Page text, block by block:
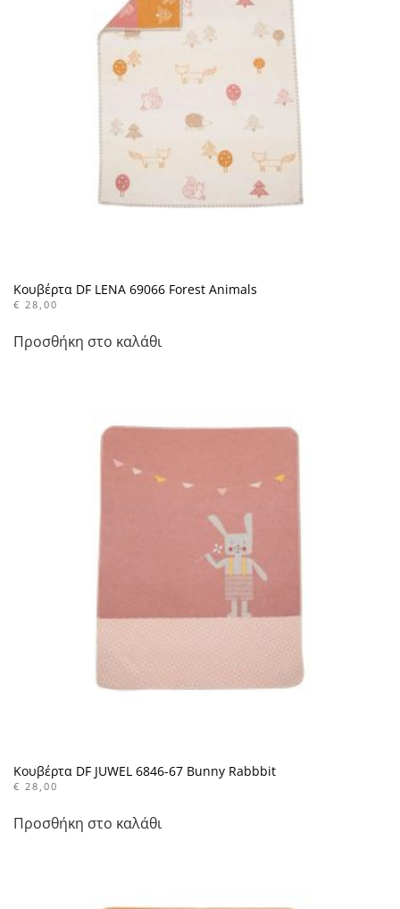
Κουβέρτα DF LENA 69066 Forest Animals
€ 28,00
Προσθήκη στο καλάθι
Κουβέρτα DF JUWEL 6846-67 Bunny Rabbbit
€ 28,00
Προσθήκη στο καλάθι